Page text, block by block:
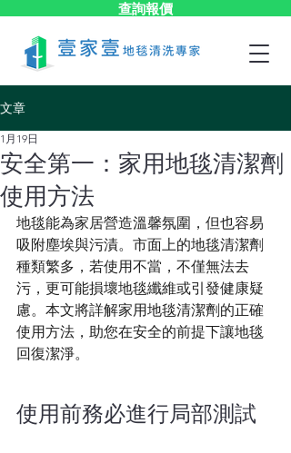
查詢報價
文章
安全第一：家用地毯清潔劑
使用方法
1月19日
地毯能為家居營造溫馨氛圍，但也容易
吸附塵埃與污漬。市面上的地毯清潔劑
種類繁多，若使用不當，不僅無法去
污，更可能損壞地毯纖維或引發健康疑
慮。本文將詳解家用地毯清潔劑的正確
使用方法，助您在安全的前提下讓地毯
回復潔淨。
使用前務必進行局部測試